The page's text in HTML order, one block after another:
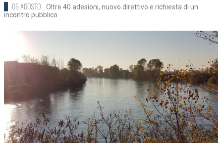
06 AGOSTO
Oltre 40 adesioni, nuovo direttivo e richiesta di un
incontro pubblico